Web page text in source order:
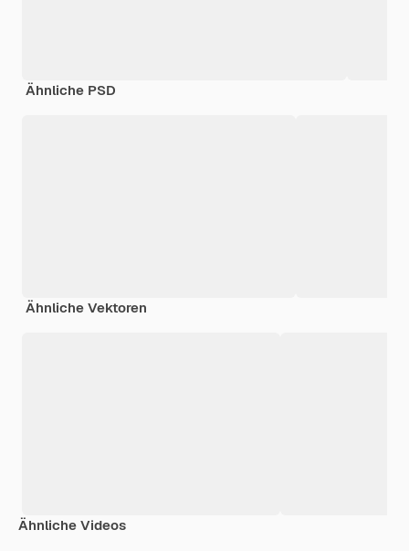
Ähnliche PSD
Ähnliche Vektoren
Ähnliche Videos